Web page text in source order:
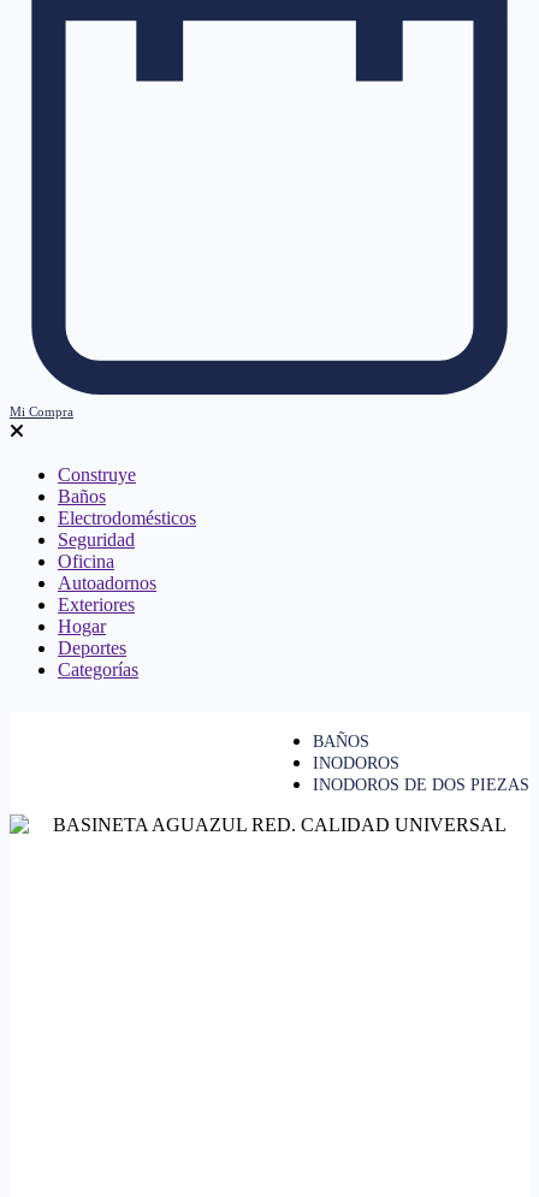
Mi Compra
Construye
Baños
Electrodomésticos
Seguridad
Oficina
Autoadornos
Exteriores
Hogar
Deportes
Categorías
BAÑOS
INODOROS
INODOROS DE DOS PIEZAS